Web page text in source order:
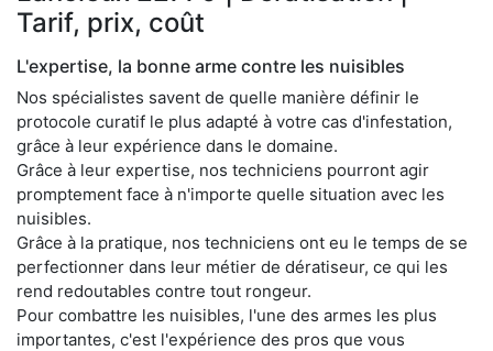
Tarif, prix, coût
L'expertise, la bonne arme contre les nuisibles
Nos spécialistes savent de quelle manière définir le
protocole curatif le plus adapté à votre cas d'infestation,
grâce à leur expérience dans le domaine.
Grâce à leur expertise, nos techniciens pourront agir
promptement face à n'importe quelle situation avec les
nuisibles.
Grâce à la pratique, nos techniciens ont eu le temps de se
perfectionner dans leur métier de dératiseur, ce qui les
rend redoutables contre tout rongeur.
Pour combattre les nuisibles, l'une des armes les plus
importantes, c'est l'expérience des pros que vous